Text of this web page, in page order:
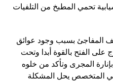
تحمي المطبخ من التلفيات
المفاجئ بسبب وجود عوائق
على الفتح بالقوة أبدا وتحت
المجرى وتأكد من خلوه
المتخصص يحل المشكلة